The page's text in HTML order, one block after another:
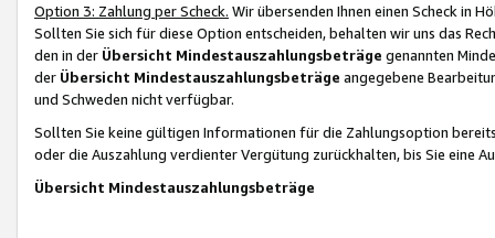
Option 3: Zahlung per Scheck. Wir übersenden Ihnen einen Scheck in
Sollten Sie sich für diese Option entscheiden, behalten wir uns das
den in der Übersicht Mindestauszahlungsbeträge genannten
der Übersicht Mindestauszahlungsbeträge angegebene
und Schweden nicht verfügbar.
Sollten Sie keine gültigen Informationen für die Zahlungsoption
oder die Auszahlung verdienter Vergütung zurückhalten, bis Sie
Übersicht Mindestauszahlungsbeträge